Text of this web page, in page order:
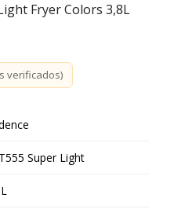
Fryer Colors 3,8L
verificados)
Super Light